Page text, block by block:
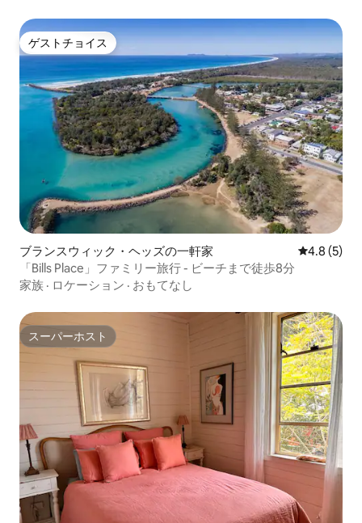
ゲストチョイス
ゲストチョイス
ブランスウィック・ヘッズの一軒家 レビュー5
4.8 (5)
「Bills Place」ファミリー旅行 - ビーチまで徒歩8分
家族 · ロケーション · おもてなし
スーパーホスト
スーパーホスト